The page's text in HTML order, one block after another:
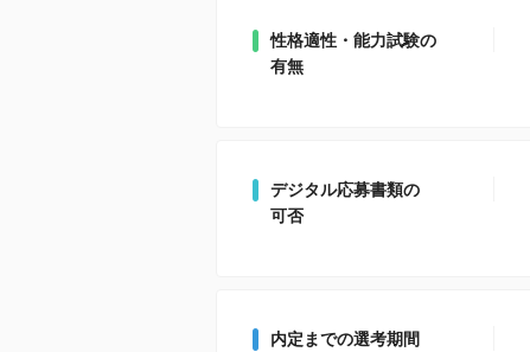
性格適性・能力試験の
有無
デジタル応募書類の
可否
内定までの選考期間